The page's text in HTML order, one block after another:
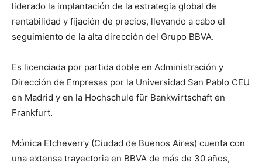
liderado la implantación de la estrategia global de
rentabilidad y fijación de precios, llevando a cabo el
seguimiento de la alta dirección del Grupo BBVA.
Es licenciada por partida doble en Administración y
Dirección de Empresas por la Universidad San Pablo CEU
en Madrid y en la Hochschule für Bankwirtschaft en
Frankfurt.
Mónica Etcheverry (Ciudad de Buenos Aires) cuenta con
una extensa trayectoria en BBVA de más de 30 años,